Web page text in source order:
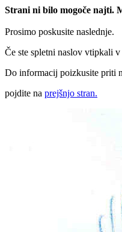
Strani ni bilo mogoče najti.
Prosimo poskusite naslednje.
Če ste spletni naslov vtipkali
Do informacij poizkusite priti
pojdite na prejšnjo stran.